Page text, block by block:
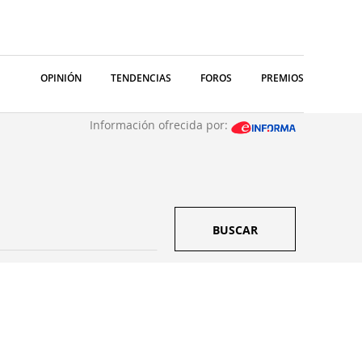
OPINIÓN TENDENCIAS FOROS PREMIOS
Información ofrecida por:
BUSCAR